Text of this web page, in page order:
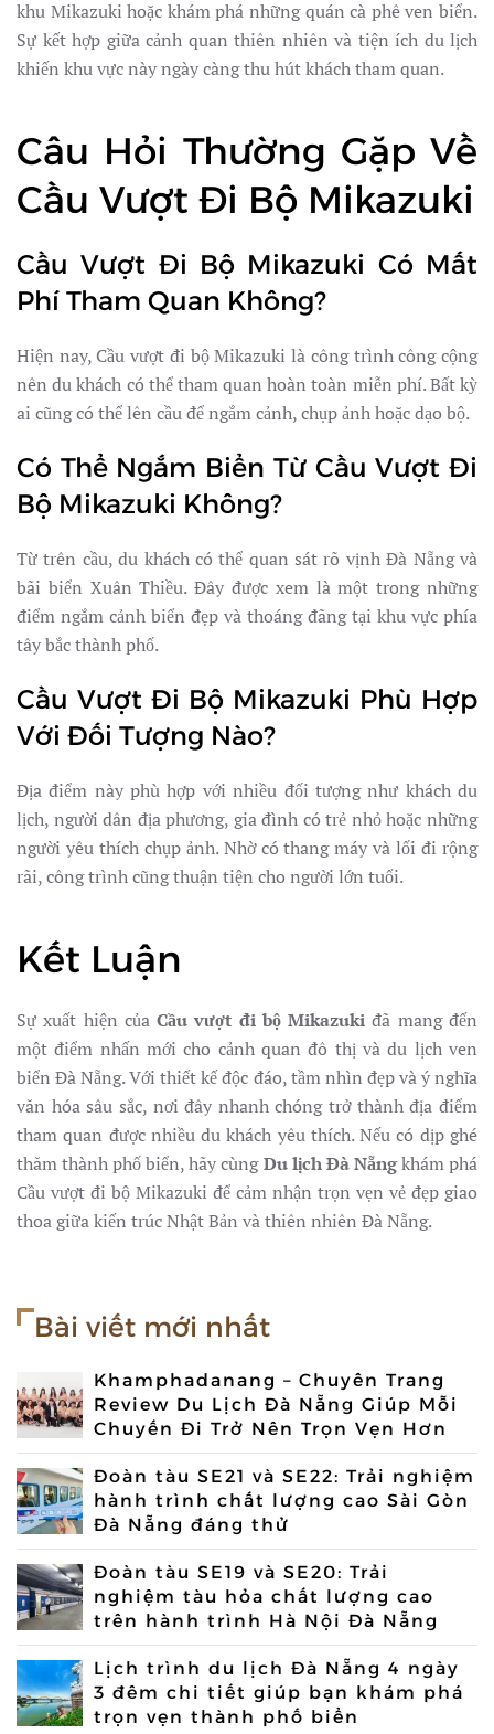
khu Mikazuki hoặc khám phá những quán cà phê ven biển.
Sự kết hợp giữa cảnh quan thiên nhiên và tiện ích du lịch
khiến khu vực này ngày càng thu hút khách tham quan.
Câu Hỏi Thường Gặp Về
Cầu Vượt Đi Bộ Mikazuki
Cầu Vượt Đi Bộ Mikazuki Có Mất
Phí Tham Quan Không?
Hiện nay, Cầu vượt đi bộ Mikazuki là công trình công cộng
nên du khách có thể tham quan hoàn toàn miễn phí. Bất kỳ
ai cũng có thể lên cầu để ngắm cảnh, chụp ảnh hoặc dạo bộ.
Có Thể Ngắm Biển Từ Cầu Vượt Đi
Bộ Mikazuki Không?
Từ trên cầu, du khách có thể quan sát rõ vịnh Đà Nẵng và
bãi biển Xuân Thiều. Đây được xem là một trong những
điểm ngắm cảnh biển đẹp và thoáng đãng tại khu vực phía
tây bắc thành phố.
Cầu Vượt Đi Bộ Mikazuki Phù Hợp
Với Đối Tượng Nào?
Địa điểm này phù hợp với nhiều đối tượng như khách du
lịch, người dân địa phương, gia đình có trẻ nhỏ hoặc những
người yêu thích chụp ảnh. Nhờ có thang máy và lối đi rộng
rãi, công trình cũng thuận tiện cho người lớn tuổi.
Kết Luận
Sự xuất hiện củaCầu vượt đi bộ Mikazuki đã mang đến
một điểm nhấn mới cho cảnh quan đô thị và du lịch ven
biển Đà Nẵng. Với thiết kế độc đáo, tầm nhìn đẹp và ý nghĩa
văn hóa sâu sắc, nơi đây nhanh chóng trở thành địa điểm
tham quan được nhiều du khách yêu thích. Nếu có dịp ghé
thăm thành phố biển, hãy cùngDu lịch Đà Nẵngkhám phá
Cầu vượt đi bộ Mikazuki để cảm nhận trọn vẹn vẻ đẹp giao
thoa giữa kiến trúc Nhật Bản và thiên nhiên Đà Nẵng.
Bài viết mới nhất
Khamphadanang – Chuyên Trang
Review Du Lịch Đà Nẵng Giúp Mỗi
Chuyến Đi Trở Nên Trọn Vẹn Hơn
Đoàn tàu SE21 và SE22: Trải nghiệm
hành trình chất lượng cao Sài Gòn
Đà Nẵng đáng thử
Đoàn tàu SE19 và SE20: Trải
nghiệm tàu hỏa chất lượng cao
trên hành trình Hà Nội Đà Nẵng
Lịch trình du lịch Đà Nẵng 4 ngày
3 đêm chi tiết giúp bạn khám phá
trọn vẹn thành phố biển